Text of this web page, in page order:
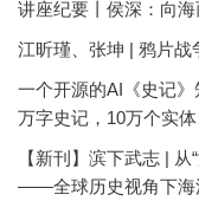
讲座纪要丨侯深：向
江昕瑾、张坤 | 鸦片
一个开源的AI《史记
万字史记，10万个实
【新刊】滨下武志 |
——全球历史视角下海